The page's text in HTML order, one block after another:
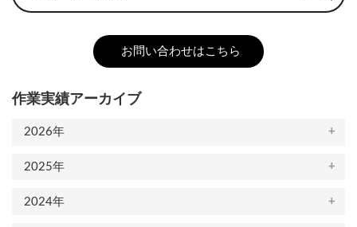
お問い合わせはこちら
作業実績アーカイブ
2026年
2025年
2024年